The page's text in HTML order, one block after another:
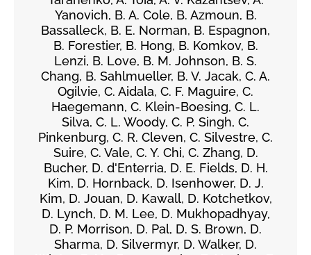
Yanovich, B. A. Cole, B. Azmoun, B.
Bassalleck, B. E. Norman, B. Espagnon,
B. Forestier, B. Hong, B. Komkov, B.
Lenzi, B. Love, B. M. Johnson, B. S.
Chang, B. Sahlmueller, B. V. Jacak, C. A.
Ogilvie, C. Aidala, C. F. Maguire, C.
Haegemann, C. Klein-Boesing, C. L.
Silva, C. L. Woody, C. P. Singh, C.
Pinkenburg, C. R. Cleven, C. Silvestre, C.
Suire, C. Vale, C. Y. Chi, C. Zhang, D.
Bucher, D. d'Enterria, D. E. Fields, D. H.
Kim, D. Hornback, D. Isenhower, D. J.
Kim, D. Jouan, D. Kawall, D. Kotchetkov,
D. Lynch, D. M. Lee, D. Mukhopadhyay,
D. P. Morrison, D. Pal, D. S. Brown, D.
Sharma, D. Silvermyr, D. Walker, D.